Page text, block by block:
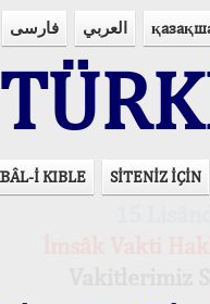
فارسی العربي
İ KIBLE SİTENİZ İÇİN